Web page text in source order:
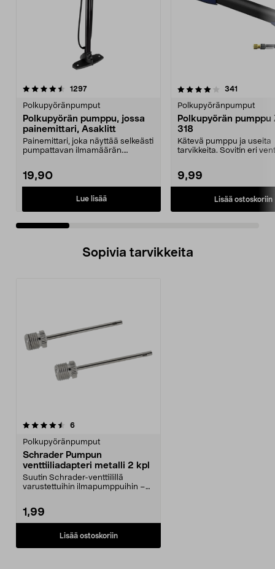
1297arvostelut
Polkupyöränpumput
Polkupyörän pumppu, jossa
painemittari, Asaklitt
Painemittari, joka näyttää selkeästi
pumpattavan ilmamäärän.
19,90
Lue lisää
4.0 viidestä
341
Polkupyöränpumput
Polkupyörän pumppu
318
Kätevä pumppu ja useita
tarvikkeita. Sovitin eri
9,99
Lisää ostoskoriin
4.0 viidestä
Sopivia tarvikkeita
6arvostelut
Polkupyöränpumput
Schrader Pumpun
venttiiliadapteri metalli 2 kpl
Suutin Schrader-venttiilillä
varustettuihin ilmapumppuihin –
1,99
Lisää ostoskoriin